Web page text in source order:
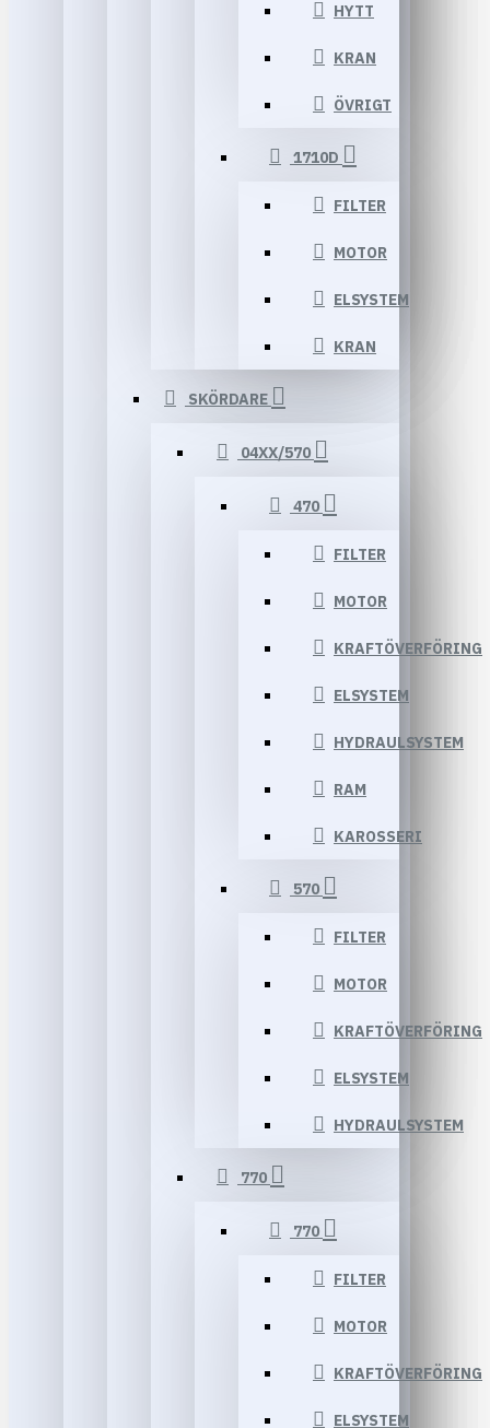
HYTT
KRAN
ÖVRIGT
1710D
FILTER
MOTOR
ELSYSTEM
KRAN
SKÖRDARE
04XX/570
470
FILTER
MOTOR
KRAFTÖVERFÖRING
ELSYSTEM
HYDRAULSYSTEM
RAM
KAROSSERI
570
FILTER
MOTOR
KRAFTÖVERFÖRING
ELSYSTEM
HYDRAULSYSTEM
770
770
FILTER
MOTOR
KRAFTÖVERFÖRING
ELSYSTEM